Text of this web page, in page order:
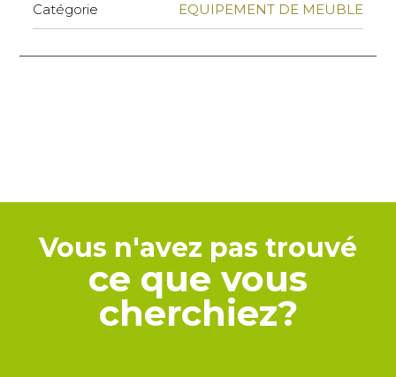
Catégorie EQUIPEMENT DE MEUBLE
Vous n'avez pas trouvé
ce que vous
cherchiez?